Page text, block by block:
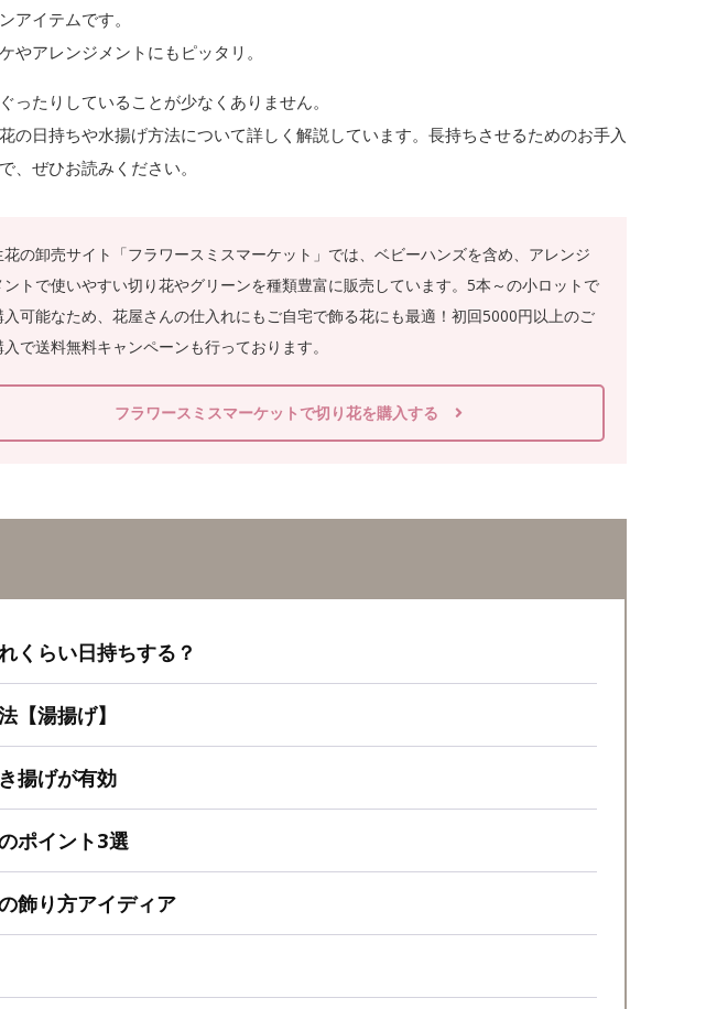
アイテムです。
アレンジメントにもピッタリ。
たりしていることが少なくありません。
の日持ちや水揚げ方法について詳しく解説しています。長持ちさせるためのお手入
、ぜひお読みください。
花の卸売サイト「フラワースミスマーケット」では、ベビーハンズを含め、アレンジ
ントで使いやすい切り花やグリーンを種類豊富に販売しています。5本～の小ロットで
入可能なため、花屋さんの仕入れにもご自宅で飾る花にも最適！初回5000円以上のご
入で送料無料キャンペーンも行っております。
フラワースミスマーケットで切り花を購入する
くらい日持ちする？
【湯揚げ】
揚げが有効
ポイント3選
飾り方アイディア